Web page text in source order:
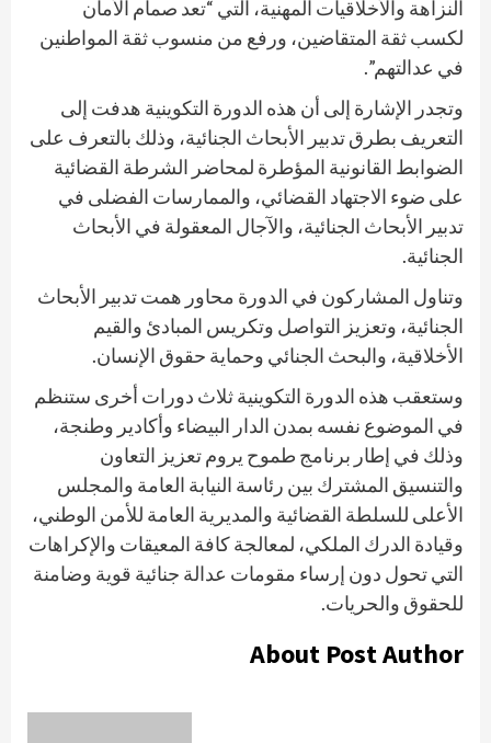
النزاهة والأخلاقيات المهنية، التي “تعد صمام الأمان
لكسب ثقة المتقاضين، ورفع من منسوب ثقة المواطنين
في عدالتهم”.
وتجدر الإشارة إلى أن هذه الدورة التكوينية هدفت إلى
التعريف بطرق تدبير الأبحاث الجنائية، وذلك بالتعرف على
الضوابط القانونية المؤطرة لمحاضر الشرطة القضائية
على ضوء الاجتهاد القضائي، والممارسات الفضلى في
تدبير الأبحاث الجنائية، والآجال المعقولة في الأبحاث
الجنائية.
وتناول المشاركون في الدورة محاور همت تدبير الأبحاث
الجنائية، وتعزيز التواصل وتكريس المبادئ والقيم
الأخلاقية، والبحث الجنائي وحماية حقوق الإنسان.
وستعقب هذه الدورة التكوينية ثلاث دورات أخرى ستنظم
في الموضوع نفسه بمدن الدار البيضاء وأكادير وطنجة،
وذلك في إطار برنامج طموح يروم تعزيز التعاون
والتنسيق المشترك بين رئاسة النيابة العامة والمجلس
الأعلى للسلطة القضائية والمديرية العامة للأمن الوطني،
وقيادة الدرك الملكي، لمعالجة كافة المعيقات والإكراهات
التي تحول دون إرساء مقومات عدالة جنائية قوية وضامنة
للحقوق والحريات.
About Post Author